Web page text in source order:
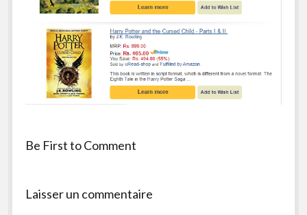
facebook
instagramyoutubeemail-
form
Be First to Comment
Laisser un commentaire